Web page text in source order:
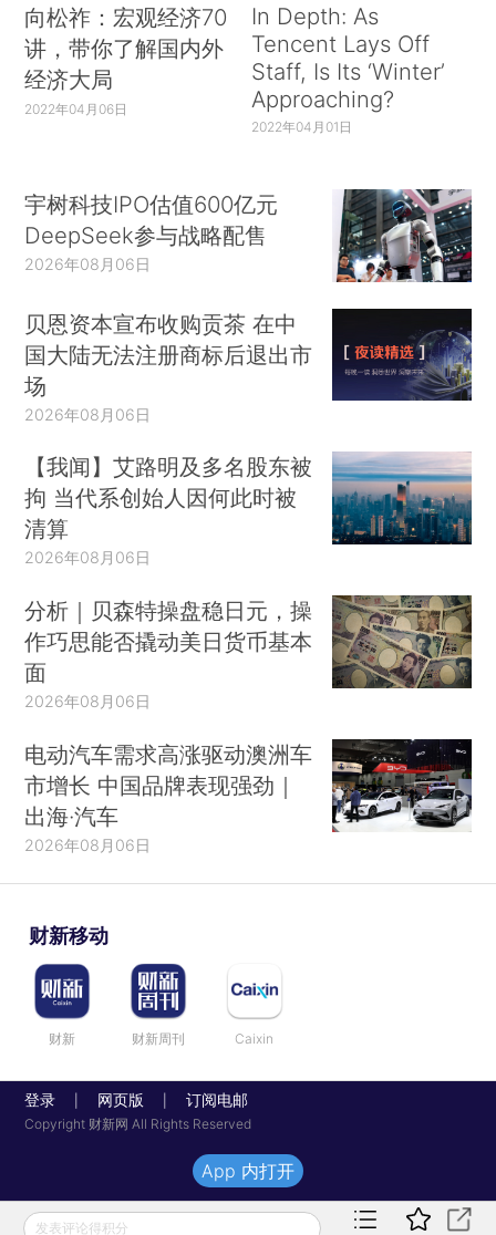
向松祚：宏观经济70
讲，带你了解国内外
经济大局
2022年04月06日
In Depth: As
Tencent Lays Off
Staff, Is Its ‘Winter’
Approaching?
2022年04月01日
宇树科技IPO估值600亿元
DeepSeek参与战略配售
2026年08月06日
贝恩资本宣布收购贡茶 在中
国大陆无法注册商标后退出市
场
2026年08月06日
【我闻】艾路明及多名股东被
拘 当代系创始人因何此时被
清算
2026年08月06日
分析｜贝森特操盘稳日元，操
作巧思能否撬动美日货币基本
面
2026年08月06日
电动汽车需求高涨驱动澳洲车
市增长 中国品牌表现强劲｜
出海·汽车
2026年08月06日
财新移动
财新 财新周刊 Caixin
登录 网页版 订阅电邮
Copyright 财新网 All Rights Reserved
发表评论得积分
App 内打开